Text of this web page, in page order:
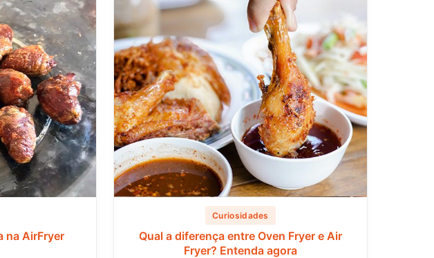
na AirFryer
Curiosidades
Qual a diferença entre Oven Fryer e Air
Fryer? Entenda agora